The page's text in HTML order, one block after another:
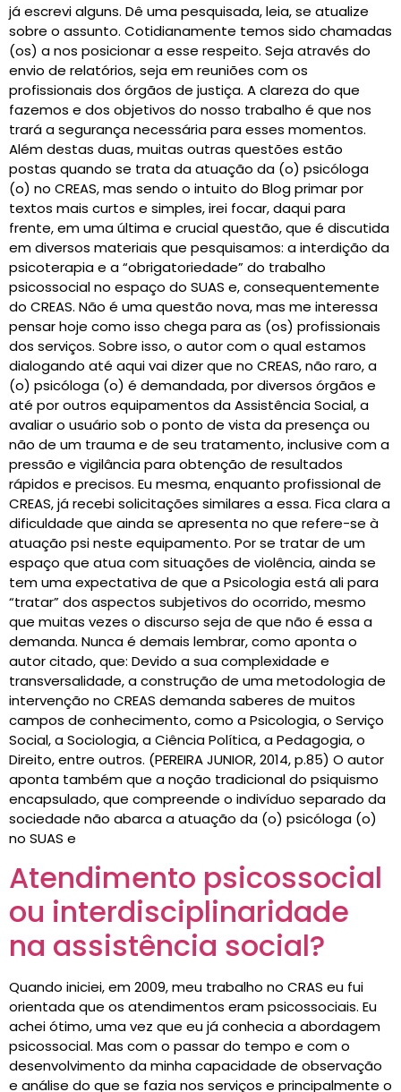
já escrevi alguns. Dê uma pesquisada, leia, se atualize
sobre o assunto. Cotidianamente temos sido chamadas
(os) a nos posicionar a esse respeito. Seja através do
envio de relatórios, seja em reuniões com os
profissionais dos órgãos de justiça. A clareza do que
fazemos e dos objetivos do nosso trabalho é que nos
trará a segurança necessária para esses momentos.
Além destas duas, muitas outras questões estão
postas quando se trata da atuação da (o) psicóloga
(o) no CREAS, mas sendo o intuito do Blog primar por
textos mais curtos e simples, irei focar, daqui para
frente, em uma última e crucial questão, que é discutida
em diversos materiais que pesquisamos: a interdição da
psicoterapia e a “obrigatoriedade” do trabalho
psicossocial no espaço do SUAS e, consequentemente
do CREAS. Não é uma questão nova, mas me interessa
pensar hoje como isso chega para as (os) profissionais
dos serviços. Sobre isso, o autor com o qual estamos
dialogando até aqui vai dizer que no CREAS, não raro, a
(o) psicóloga (o) é demandada, por diversos órgãos e
até por outros equipamentos da Assistência Social, a
avaliar o usuário sob o ponto de vista da presença ou
não de um trauma e de seu tratamento, inclusive com a
pressão e vigilância para obtenção de resultados
rápidos e precisos. Eu mesma, enquanto profissional de
CREAS, já recebi solicitações similares a essa. Fica clara a
dificuldade que ainda se apresenta no que refere-se à
atuação psi neste equipamento. Por se tratar de um
espaço que atua com situações de violência, ainda se
tem uma expectativa de que a Psicologia está ali para
“tratar” dos aspectos subjetivos do ocorrido, mesmo
que muitas vezes o discurso seja de que não é essa a
demanda. Nunca é demais lembrar, como aponta o
autor citado, que: Devido a sua complexidade e
transversalidade, a construção de uma metodologia de
intervenção no CREAS demanda saberes de muitos
campos de conhecimento, como a Psicologia, o Serviço
Social, a Sociologia, a Ciência Política, a Pedagogia, o
Direito, entre outros. (PEREIRA JUNIOR, 2014, p.85) O autor
aponta também que a noção tradicional do psiquismo
encapsulado, que compreende o indivíduo separado da
sociedade não abarca a atuação da (o) psicóloga (o)
no SUAS e
Atendimento psicossocial
ou interdisciplinaridade
na assistência social?
Quando iniciei, em 2009, meu trabalho no CRAS eu fui
orientada que os atendimentos eram psicossociais. Eu
achei ótimo, uma vez que eu já conhecia a abordagem
psicossocial. Mas com o passar do tempo e com o
desenvolvimento da minha capacidade de observação
e análise do que se fazia nos serviços e principalmente o